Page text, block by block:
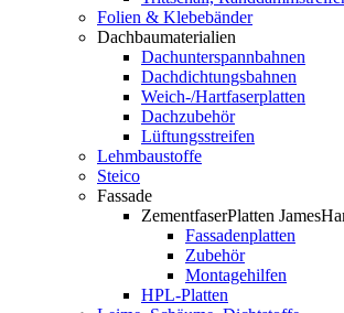
Folien & Klebebänder
Dachbaumaterialien
Dachunterspannbahnen
Dachdichtungsbahnen
Weich-/Hartfaserplatten
Dachzubehör
Lüftungsstreifen
Lehmbaustoffe
Steico
Fassade
ZementfaserPlatten
Fassadenplatten
Zubehör
Montagehilfen
HPL-Platten